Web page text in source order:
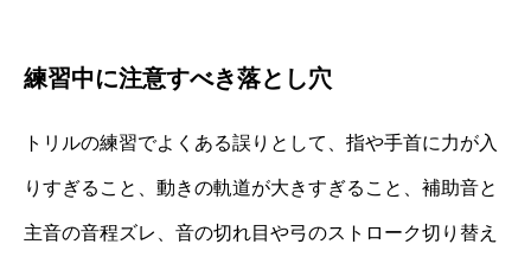
練習中に注意すべき落とし穴
トリルの練習でよくある誤りとして、指や手首に力が入
りすぎること、動きの軌道が大きすぎること、補助音と
主音の音程ズレ、音の切れ目や弓のストローク切り替え